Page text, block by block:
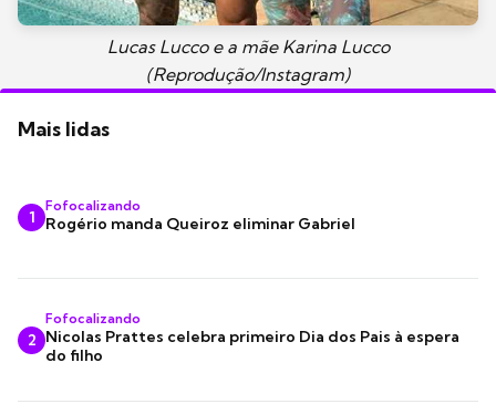
Lucas Lucco e a mãe Karina Lucco
(Reprodução/Instagram)
Mais lidas
1
Fofocalizando
Rogério manda Queiroz eliminar Gabriel
2
Fofocalizando
Nicolas Prattes celebra primeiro Dia dos Pais à espera
do filho